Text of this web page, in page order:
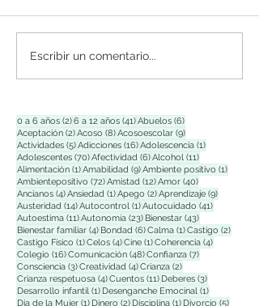
Escribir un comentario...
0 a 6 años (2)2 entradas
6 a 12 años (41)41 entradas
Abuelos (6)6 entradas
Aceptación (2)2 entradas
Acoso (8)8 entradas
Acosoescolar (9)9 entradas
Actividades (5)5 entradas
Adicciones (16)16 entradas
Adolescencia (1)1 entrada
Adolescentes (70)70 entradas
Afectividad (6)6 entradas
Alcohol (11)11 entradas
Alimentación (1)1 entrada
Amabilidad (9)9 entradas
Ambiente positivo (1)1 entrada
Ambientepositivo (72)72 entradas
Amistad (12)12 entradas
Amor (40)40 entradas
Ancianos (4)4 entradas
Ansiedad (1)1 entrada
Apego (2)2 entradas
Aprendizaje (9)9 entradas
Austeridad (14)14 entradas
Autocontrol (1)1 entrada
Autocuidado (41)41 entradas
Autoestima (11)11 entradas
Autonomía (23)23 entradas
Bienestar (43)43 entradas
Bienestar familiar (4)4 entradas
Bondad (6)6 entradas
Calma (1)1 entrada
Castigo (2)2
Castigo Físico (1)1 entrada
Celos (4)4 entradas
Cine (1)1 entrada
Coherencia (4)4 entradas
Colegio (16)16 entradas
Comunicación (48)48 entradas
Confianza (7)7 entradas
Consciencia (3)3 entradas
Creatividad (4)4 entradas
Crianza (2)2 entradas
Crianza respetuosa (4)4 entradas
Cuentos (11)11 entradas
Deberes (3)3 entradas
Desarrollo infantil (1)1 entrada
Desenganche Emocinal (1)1 entrada
Dia de la Mujer (1)1 entrada
Dinero (2)2 entradas
Disciplina (1)1 entrada
Divorcio (5)5